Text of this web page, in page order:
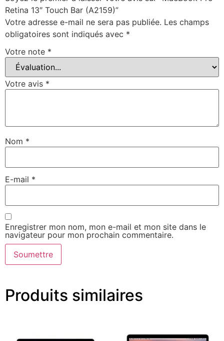
Retina 13″ Touch Bar (A2159)”
Votre adresse e-mail ne sera pas publiée. Les champs
obligatoires sont indiqués avec *
Votre note *
Votre avis *
Nom *
E-mail *
Enregistrer mon nom, mon e-mail et mon site dans le
navigateur pour mon prochain commentaire.
Produits similaires